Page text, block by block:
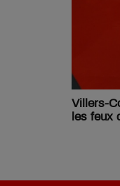
Villers-
les feux